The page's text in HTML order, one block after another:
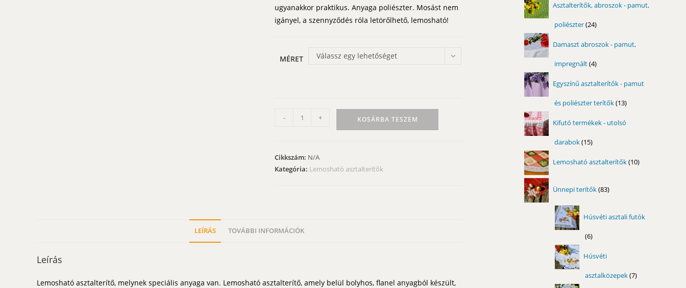
ugyanakkor praktikus. Anyaga poliészter. Mosást nem
igányel, a szennyződés róla letörőlhető, lemosható!
MÉRET Válassz egy lehetőséget
Lemosható
csipkés
szélű
- + KOSÁRBA TESZEM
Cikkszám: N/A
Kategória: Lemosható asztalterítők
LEÍRÁS TOVÁBBI INFORMÁCIÓK
Leírás
Lemosható asztalterítő, melynek speciális anyaga van. Lemosható asztalterítő, amely belül bolyhos, flanel anyagból készült,
Asztalterítők, abroszok - pamut,
poliészter 2424
Damaszt abroszok - pamut,
impregnált 44
Egyszínű asztalterítők - pamut
és poliészter terítők 1313
Kifutó termékek - utolsó
darabok 1515
Lemosható asztalterítők 10
termék
Ünnepi terítők 83
termék
Húsvéti asztali futók
66
Húsvéti
asztalközepek 77